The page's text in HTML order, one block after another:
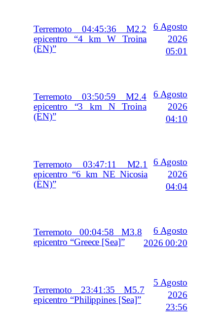
Terremoto 04:45:36 M2.2
epicentro “4 km W Troina
(EN)”
6 Agosto
2026
05:01
Terremoto 03:50:59 M2.4
epicentro “3 km N Troina
(EN)”
6 Agosto
2026
04:10
Terremoto 03:47:11 M2.1
epicentro “6 km NE Nicosia
(EN)”
6 Agosto
2026
04:04
Terremoto 00:04:58 M3.8
epicentro “Greece [Sea]”
6 Agosto
2026 00:20
Terremoto 23:41:35 M5.7
epicentro “Philippines [Sea]”
5 Agosto
2026
23:56